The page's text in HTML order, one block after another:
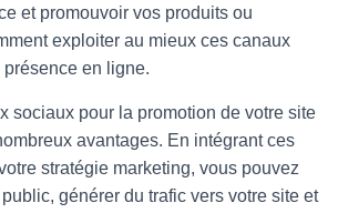
et promouvoir vos produits ou
exploiter au mieux ces canaux
en ligne.
sociaux pour la promotion de votre site
avantages. En intégrant ces
stratégie marketing, vous pouvez
générer du trafic vers votre site et